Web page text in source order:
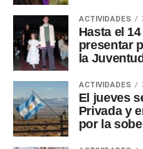
ACTIVIDADES
Hasta el
presentar
la
ACTIVIDADES
El jueves
Privada y
por la